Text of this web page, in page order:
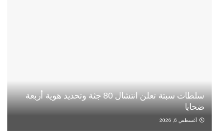
سلطات سبتة تعلن انتشال 80 جثة وتحديد هوية أربعة
ضحايا
أغسطس 6, 2026